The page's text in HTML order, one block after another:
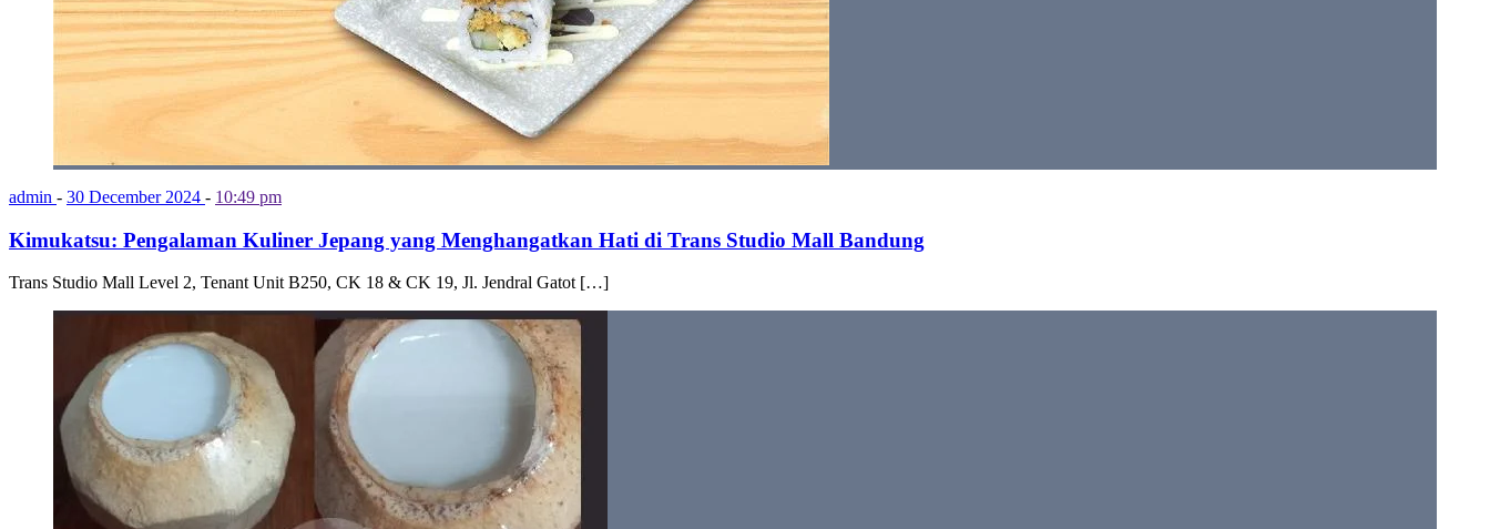
admin - 30 December 2024 - 10:49 pm
Kimukatsu: Pengalaman Kuliner Jepang yang Menghangatkan Hati di Trans Studio Mall Bandung
Trans Studio Mall Level 2, Tenant Unit B250, CK 18 & CK 19, Jl. Jendral Gatot […]